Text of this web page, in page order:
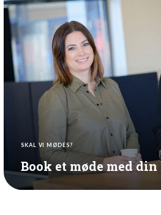
SKAL VI MØDES?
Book et møde med